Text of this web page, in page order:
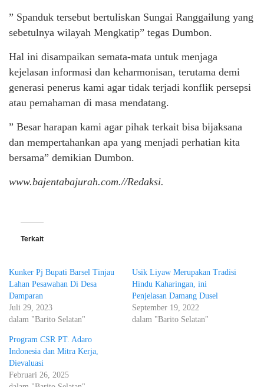
” Spanduk tersebut bertuliskan Sungai Ranggailung yang
sebetulnya wilayah Mengkatip” tegas Dumbon.
Hal ini disampaikan semata-mata untuk menjaga
kejelasan informasi dan keharmonisan, terutama demi
generasi penerus kami agar tidak terjadi konflik persepsi
atau pemahaman di masa mendatang.
” Besar harapan kami agar pihak terkait bisa bijaksana
dan mempertahankan apa yang menjadi perhatian kita
bersama” demikian Dumbon.
www.bajentabajurah.com.//Redaksi.
Terkait
Kunker Pj Bupati Barsel Tinjau
Lahan Pesawahan Di Desa
Damparan
Juli 29, 2023
dalam "Barito Selatan"
Usik Liyaw Merupakan Tradisi
Hindu Kaharingan, ini
Penjelasan Damang Dusel
September 19, 2022
dalam "Barito Selatan"
Program CSR PT. Adaro
Indonesia dan Mitra Kerja,
Dievaluasi
Februari 26, 2025